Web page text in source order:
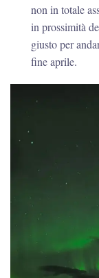
non in totale
in prossimità
giusto per
fine aprile.